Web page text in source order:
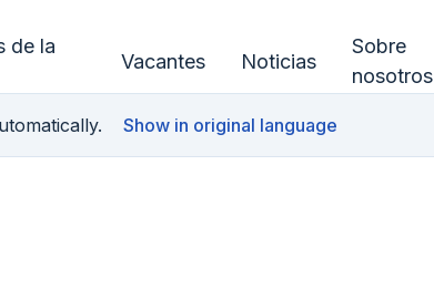
de la
Vacantes Noticias
Sobre
nosotros
Show in original language